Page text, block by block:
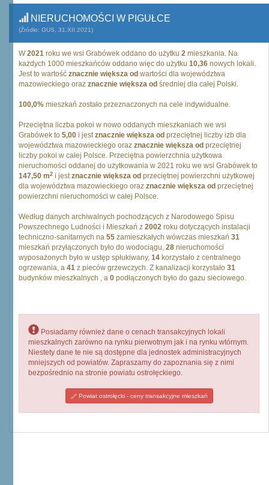
NIERUCHOMOŚCI W PIGUŁCE
(Źródło: GUS, 31.XII.2021)
W2021 roku we wsi Grabówek oddano do użytku 2 mieszkania. Na
każdych 1000 mieszkańców oddano więc do użytku 10,36 nowych lokali.
Jest to wartość znacznie większa od wartości dla województwa
mazowieckiego oraz znacznie większa od średniej dla całej Polski.
100,0% mieszkań zostało przeznaczonych na cele indywidualne.
Przeciętna liczba pokoi w nowo oddanych mieszkaniach we wsi
Grabówek to 5,00 i jestznacznie większa od przeciętnej liczby izb dla
województwa mazowieckiego oraz znacznie większa od przeciętnej
liczby pokoi w całej Polsce. Przeciętna powierzchnia użytkowa
nieruchomości oddanej do użytkowania w 2021 roku we wsi Grabówek to
147,50 m2 i jestznacznie większa od przeciętnej powierzchni użytkowej
dla województwa mazowieckiego oraz znacznie większa od przeciętnej
powierzchni nieruchomości w całej Polsce.
Według danych archiwalnych pochodzących z Narodowego Spisu
Powszechnego Ludności i Mieszkań z 2002 roku dotyczących instalacji
techniczno-sanitarnych na 55 zamieszkałych wówczas mieszkań 31
mieszkań przyłączonych było do wodociągu, 28 nieruchomości
wyposażonych było w ustęp spłukiwany, 14 korzystało z centralnego
ogrzewania, a 41 z pieców grzewczych. Z kanalizacji korzystało 31
budynków mieszkalnych , a 0 podłączonych było do gazu sieciowego.
Posiadamy również dane o cenach transakcyjnych lokali
mieszkalnych zarówno na rynku pierwotnym jak i na rynku wtórnym.
Niestety dane te nie są dostępne dla jednostek administracyjnych
mniejszych od powiatów. Zapraszamy do zapoznania się z nimi
bezpośrednio na stronie powiatu ostrołęckiego.
Powiat ostrołęcki - ceny transakcyjne mieszkań